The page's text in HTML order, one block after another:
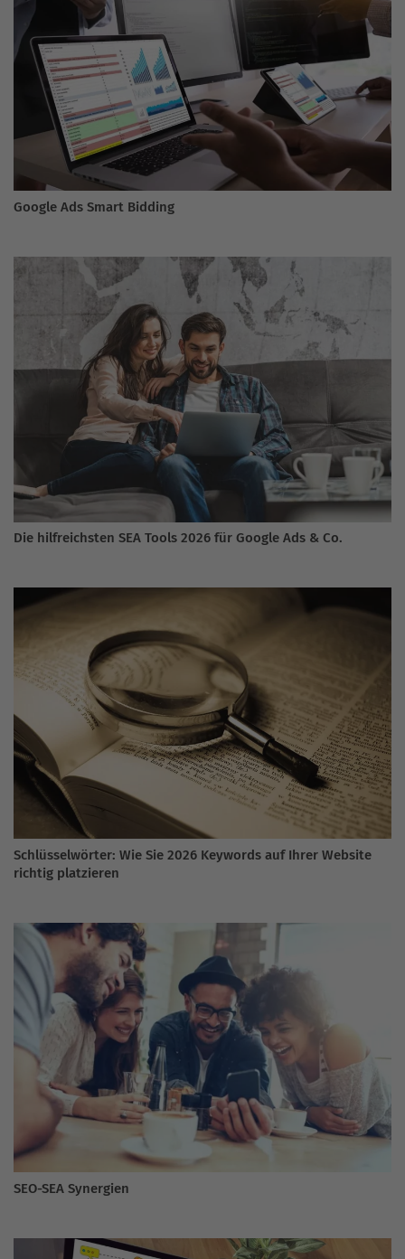
Google Ads Smart Bidding
Die hilfreichsten SEA Tools 2026 für Google Ads & Co.
Schlüsselwörter: Wie Sie 2026 Keywords auf Ihrer Website
richtig platzieren
SEO-SEA Synergien